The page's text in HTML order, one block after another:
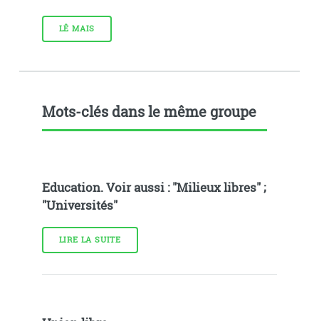
LÊ MAIS
Mots-clés dans le même groupe
Education. Voir aussi : "Milieux libres" ;
"Universités"
LIRE LA SUITE